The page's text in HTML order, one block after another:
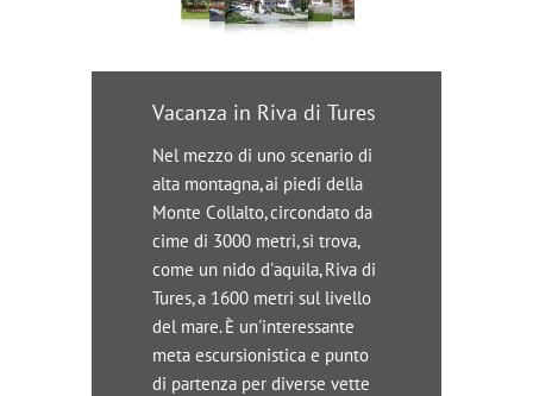
Vacanza in Riva di Tures
Nel mezzo di uno scenario di
alta montagna, ai piedi della
Monte Collalto, circondato da
cime di 3000 metri, si trova,
come un nido d'aquila, Riva di
Tures, a 1600 metri sul livello
del mare. È un'interessante
meta escursionistica e punto
di partenza per diverse vette